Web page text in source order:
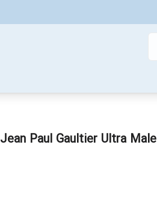
ادکلن ژان پل گوتیه اولترا میل | Jean Paul Gaultier Ultra Male